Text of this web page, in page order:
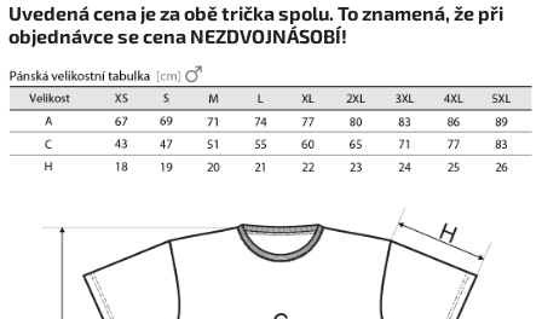
Uvedená cena je za obě trička spolu. To znamená, že při
objednávce se cena NEZDVOJNÁSOBÍ!